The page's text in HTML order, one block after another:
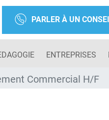
PARLER À UN
ENTREPRISES
Commercial H/F